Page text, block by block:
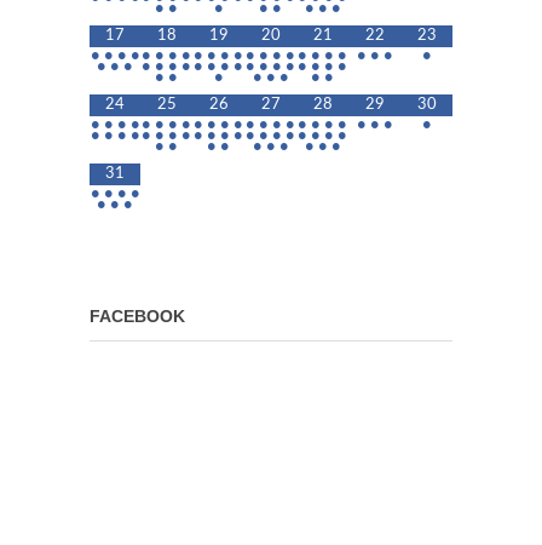
• • • • • • • •
17
• • • •
• • •
18
• • • •
• • • •
• •
19
• • • •
• • • •
•
20
• • • •
• • • •
• • •
21
• • • •
• • • •
• •
22
• • •
23
•
24
• • • •
• • • •
25
• • • •
• • • •
• •
26
• • • •
• • • •
• •
27
• • • •
• • • •
• • •
28
• • • •
• • • •
• • •
29
• • •
30
•
31
• • • •
• • •
FACEBOOK